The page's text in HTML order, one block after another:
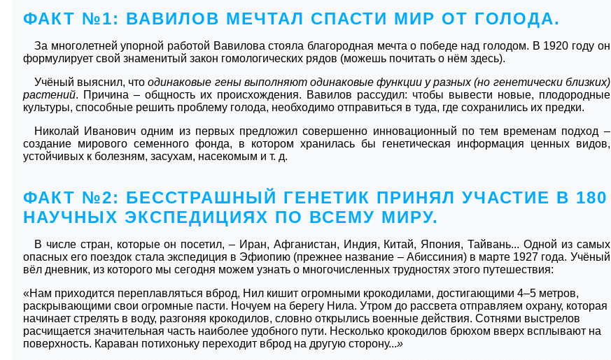
ФАКТ №1: ВАВИЛОВ МЕЧТАЛ СПАСТИ МИР ОТ ГОЛОДА.
За многолетней упорной работой Вавилова стояла благородная мечта о победе над голодом. В 1920 году он
формулирует свой знаменитый закон гомологических рядов (можешь почитать о нём здесь).
Учёный выяснил, чтоодинаковые гены выполняют одинаковые функции у разных (но генетически близких)
растений. Причина – общность их происхождения. Вавилов рассудил: чтобы вывести новые, плодородные
культуры, способные решить проблему голода, необходимо отправиться в туда, где сохранились их предки.
Николай Иванович одним из первых предложил совершенно инновационный по тем временам подход –
создание мирового семенного фонда, в котором хранилась бы генетическая информация ценных видов,
устойчивых к болезням, засухам, насекомым и т. д.
ФАКТ №2: БЕССТРАШНЫЙ ГЕНЕТИК ПРИНЯЛ УЧАСТИЕ В 180
НАУЧНЫХ ЭКСПЕДИЦИЯХ ПО ВСЕМУ МИРУ.
В числе стран, которые он посетил, – Иран, Афганистан, Индия, Китай, Япония, Тайвань... Одной из самых
опасных его поездок стала экспедиция в Эфиопию (прежнее название – Абиссиния) в марте 1927 года. Учёный
вёл дневник, из которого мы сегодня можем узнать о многочисленных трудностях этого путешествия:
«Нам приходится переплавляться вброд, Нил кишит огромными крокодилами, достигающими 4–5 метров,
раскрывающими свои огромные пасти. Ночуем на берегу Нила. Утром до рассвета отправляем охрану, которая
начинает стрелять в воду, разгоняя крокодилов, словно открылись военные действия. Сотнями выстрелов
расчищается значительная часть наиболее удобного пути. Несколько крокодилов брюхом вверх всплывают на
поверхность. Караван потихоньку переходит вброд на другую сторону...»